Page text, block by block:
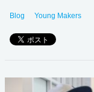
Blog Young Makers